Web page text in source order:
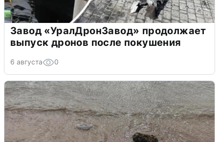
Завод «УралДронЗавод» продолжает
выпуск дронов после покушения
6 августа 0